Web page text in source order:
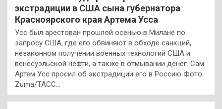
экстрадиции в США сына губернатора
Красноярского края Артема Усса
Усс был арестован прошлой осенью в Милане по
запросу США, где его обвиняют в обходе санкций,
незаконном получении военных технологий США и
венесуэльской нефти, а также в отмывании денег. Сам
Артем Усс просил об экстрадиции его в Россию Фото:
Zuma/ТАСС…